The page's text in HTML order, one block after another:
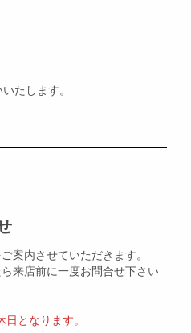
たします。
案内させていただきます。
来店前に一度お問合せ下さい
となります。